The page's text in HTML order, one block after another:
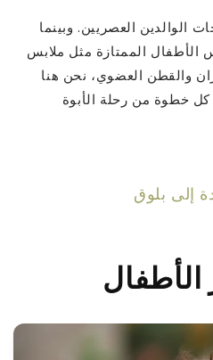
الوالدين العصريين. وبينما
الممتازة مثل ملابس
والقطن العضوي، نحن هنا
خطوة من رحلة الأبوة
إلى بلوق